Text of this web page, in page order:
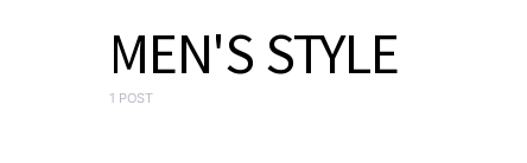
MEN'S STYLE
1 POST